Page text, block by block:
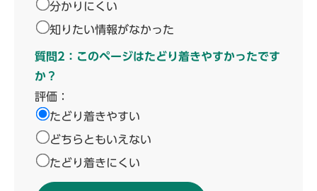
分かりにくい
知りたい情報がなかった
質問2：このページはたどり着きやすかったです
か？
評価：
たどり着きやすい
どちらともいえない
たどり着きにくい